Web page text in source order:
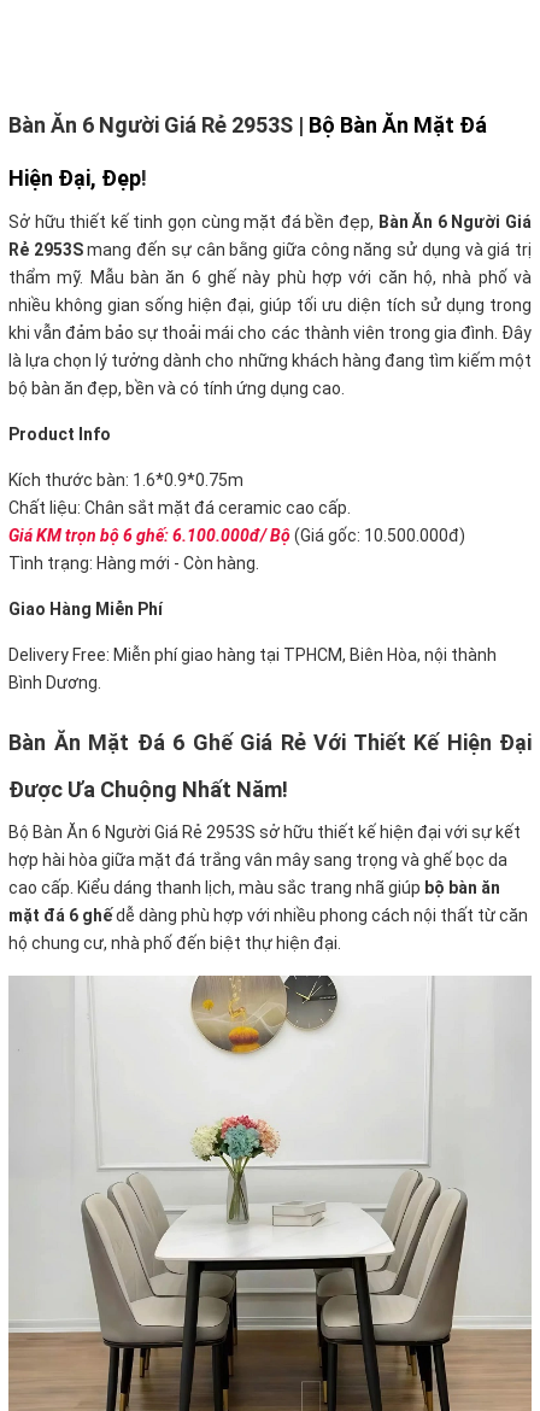
Bàn Ăn 6 Người Giá Rẻ 2953S | Bộ Bàn Ăn Mặt Đá
Hiện Đại, Đẹp!
Sở hữu thiết kế tinh gọn cùng mặt đá bền đẹp, Bàn Ăn 6 Người Giá
Rẻ 2953Smang đến sự cân bằng giữa công năng sử dụng và giá trị
thẩm mỹ. Mẫu bàn ăn 6 ghế này phù hợp với căn hộ, nhà phố và
nhiều không gian sống hiện đại, giúp tối ưu diện tích sử dụng trong
khi vẫn đảm bảo sự thoải mái cho các thành viên trong gia đình. Đây
là lựa chọn lý tưởng dành cho những khách hàng đang tìm kiếm một
bộ bàn ăn đẹp, bền và có tính ứng dụng cao.
Product Info
Kích thước bàn: 1.6*0.9*0.75m
Chất liệu: Chân sắt mặt đá ceramic cao cấp.
Giá KM trọn bộ 6 ghế: 6.100.000đ/ Bộ(Giá gốc: 10.500.000đ)
Tình trạng: Hàng mới - Còn hàng.
Giao Hàng Miễn Phí
Delivery Free: Miễn phí giao hàng tại TPHCM, Biên Hòa, nội thành
Bình Dương.
Bàn Ăn Mặt Đá 6 Ghế Giá Rẻ Với Thiết Kế Hiện Đại
Được Ưa Chuộng Nhất Năm!
Bộ Bàn Ăn 6 Người Giá Rẻ 2953S sở hữu thiết kế hiện đại với sự kết
hợp hài hòa giữa mặt đá trắng vân mây sang trọng và ghế bọc da
cao cấp. Kiểu dáng thanh lịch, màu sắc trang nhã giúp bộ bàn ăn
mặt đá 6 ghếdễ dàng phù hợp với nhiều phong cách nội thất từ căn
hộ chung cư, nhà phố đến biệt thự hiện đại.